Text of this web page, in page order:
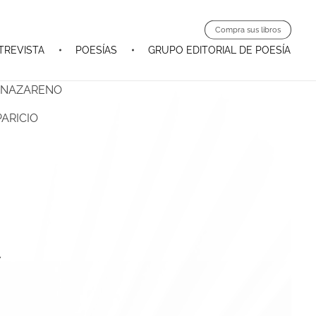
Compra sus libros
POESÍAS GRUPO EDITORIAL DE POESÍA